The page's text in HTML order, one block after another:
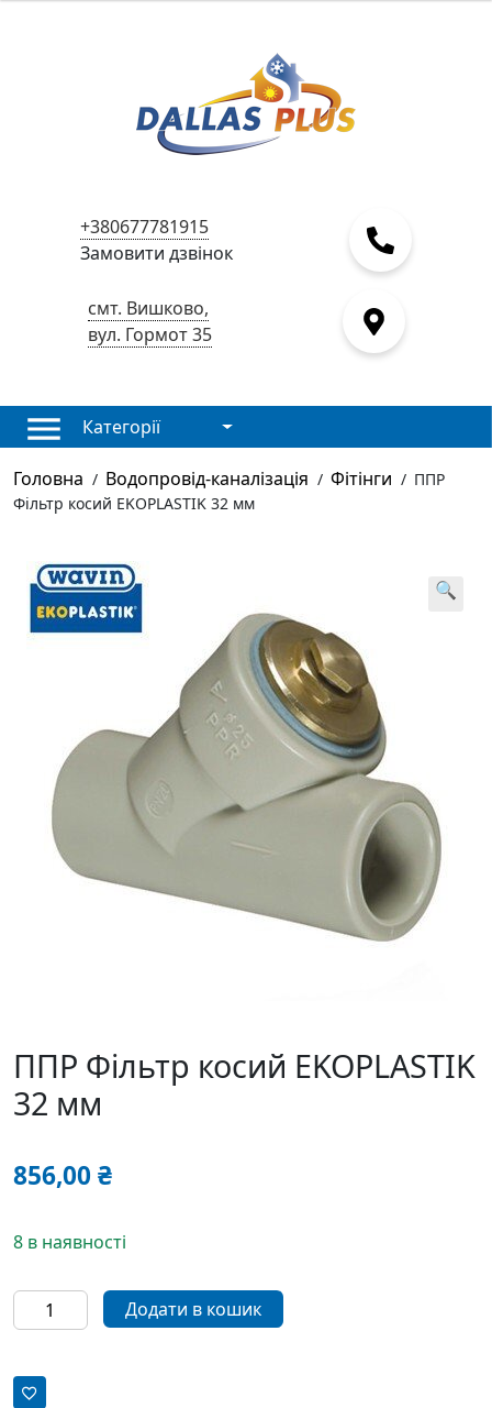
+380677781915
Замовити дзвінок
смт. Вишково,
вул. Гормот 35
Категорії
Головна / Водопровід-каналізація / Фітінги / ППР
Фільтр косий EKOPLASTIK 32 мм
🔍
ППР Фільтр косий EKOPLASTIK
32 мм
856,00₴
8 в наявності
ППР
Фільтр
EKOPLASTIK
Додати в кошик